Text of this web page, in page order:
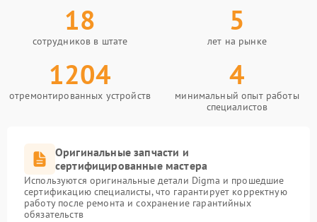
18
сотрудников в штате
5
лет на рынке
1204
отремонтированных устройств
4
минимальный опыт работы
специалистов
Оригинальные запчасти и
сертифицированные мастера
Используются оригинальные детали Digma и прошедшие
сертификацию специалисты, что гарантирует корректную
работу после ремонта и сохранение гарантийных
обязательств